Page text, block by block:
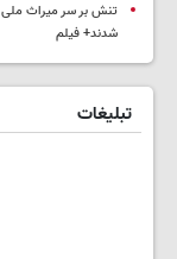
شدند+ فیلم
تبلیغات